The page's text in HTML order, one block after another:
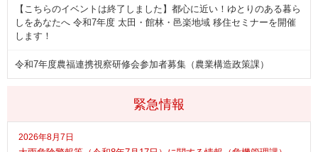
緊急情報
2026年8月7日
【こちらのイベントは終了しました】都心に近い！ゆとりのある暮ら
しをあなたへ 令和7年度 太田・館林・邑楽地域 移住セミナーを開催
します！
令和7年度農福連携視察研修会参加者募集（農業構造政策課）